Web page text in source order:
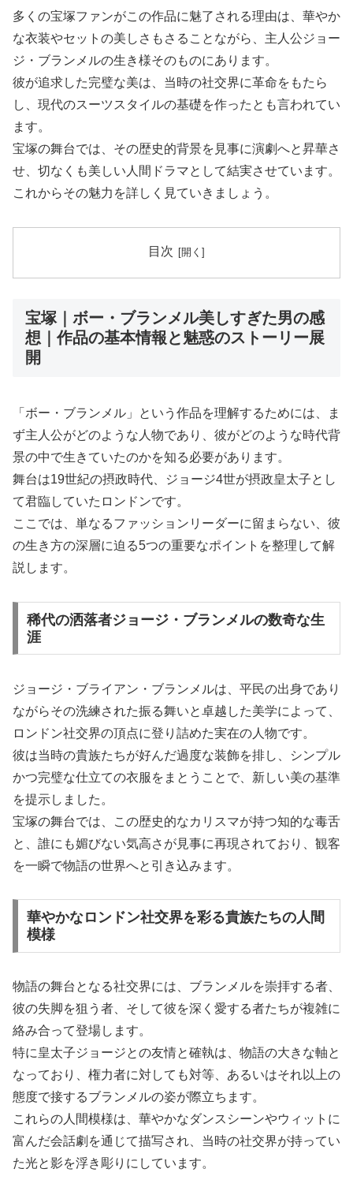
多くの宝塚ファンがこの作品に魅了される理由は、華やか
な衣装やセットの美しさもさることながら、主人公ジョー
ジ・ブランメルの生き様そのものにあります。
彼が追求した完璧な美は、当時の社交界に革命をもたら
し、現代のスーツスタイルの基礎を作ったとも言われてい
ます。
宝塚の舞台では、その歴史的背景を見事に演劇へと昇華さ
せ、切なくも美しい人間ドラマとして結実させています。
これからその魅力を詳しく見ていきましょう。
目次
宝塚｜ボー・ブランメル美しすぎた男の感
想｜作品の基本情報と魅惑のストーリー展
開
「ボー・ブランメル」という作品を理解するためには、ま
ず主人公がどのような人物であり、彼がどのような時代背
景の中で生きていたのかを知る必要があります。
舞台は19世紀の摂政時代、ジョージ4世が摂政皇太子とし
て君臨していたロンドンです。
ここでは、単なるファッションリーダーに留まらない、彼
の生き方の深層に迫る5つの重要なポイントを整理して解
説します。
稀代の洒落者ジョージ・ブランメルの数奇な生
涯
ジョージ・ブライアン・ブランメルは、平民の出身であり
ながらその洗練された振る舞いと卓越した美学によって、
ロンドン社交界の頂点に登り詰めた実在の人物です。
彼は当時の貴族たちが好んだ過度な装飾を排し、シンプル
かつ完璧な仕立ての衣服をまとうことで、新しい美の基準
を提示しました。
宝塚の舞台では、この歴史的なカリスマが持つ知的な毒舌
と、誰にも媚びない気高さが見事に再現されており、観客
を一瞬で物語の世界へと引き込みます。
華やかなロンドン社交界を彩る貴族たちの人間
模様
物語の舞台となる社交界には、ブランメルを崇拝する者、
彼の失脚を狙う者、そして彼を深く愛する者たちが複雑に
絡み合って登場します。
特に皇太子ジョージとの友情と確執は、物語の大きな軸と
なっており、権力者に対しても対等、あるいはそれ以上の
態度で接するブランメルの姿が際立ちます。
これらの人間模様は、華やかなダンスシーンやウィットに
富んだ会話劇を通じて描写され、当時の社交界が持ってい
た光と影を浮き彫りにしています。